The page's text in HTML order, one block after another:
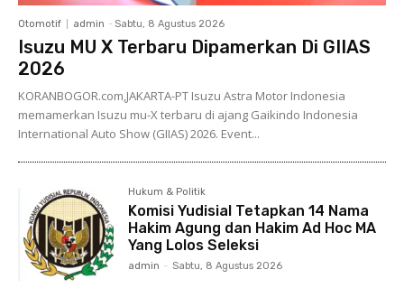
Otomotif admin - Sabtu, 8 Agustus 2026
Isuzu MU X Terbaru Dipamerkan Di GIIAS
2026
KORANBOGOR.com,JAKARTA-PT Isuzu Astra Motor Indonesia
memamerkan Isuzu mu-X terbaru di ajang Gaikindo Indonesia
International Auto Show (GIIAS) 2026. Event...
Hukum & Politik
Komisi Yudisial Tetapkan 14 Nama
Hakim Agung dan Hakim Ad Hoc MA
Yang Lolos Seleksi
admin - Sabtu, 8 Agustus 2026